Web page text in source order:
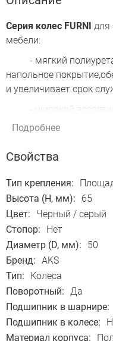
Серия колес FURNI для
мебели:
- мягкий
напольное
и увеличивает срок
- широкий
реализации ваших
на 1 колесо: 30/20 кг.
Подробнее
Свойства
Тип крепления:
Высота (H, мм):
65
Цвет:
Черный / серый
Стопор:
Нет
Диаметр (D, мм):
50
Бренд: AKS
Тип:
Колеса
Поворотный: Да
Подшипник в шарнире:
Подшипник в колесе:
Материал корпуса: